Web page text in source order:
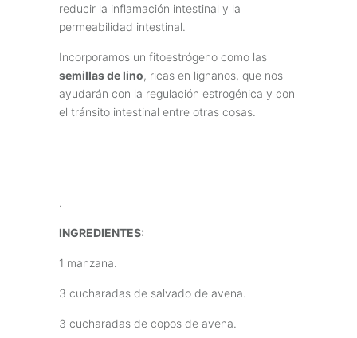
reducir la inflamación intestinal y la
permeabilidad intestinal.
Incorporamos un fitoestrógeno como las
semillas de lino, ricas en lignanos, que nos
ayudarán con la regulación estrogénica y con
el tránsito intestinal entre otras cosas.
.
INGREDIENTES:
1 manzana.
3 cucharadas de salvado de avena.
3 cucharadas de copos de avena.